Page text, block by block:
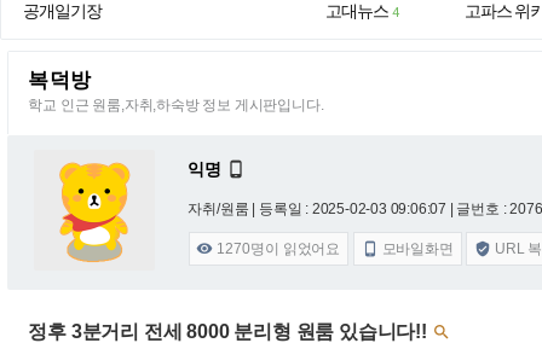
공개일기장 고대뉴스 4
고파스 위
복덕방
학교 인근 원룸,자취,하숙방 정보 게시판입니다.
익명 
자취/원룸 | 등록일 : 2025-02-03 09:06:07 | 글번호 :
 1270명이 읽었어요  모바일화면  URL
정후 3분거리 전세 8000 분리형 원룸 있습니다!! 